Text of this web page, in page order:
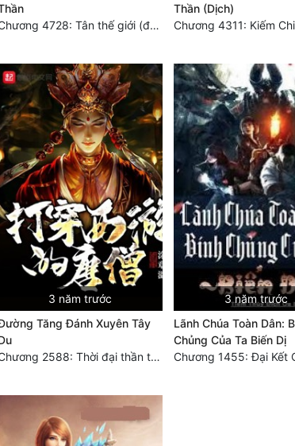
Chương 4728: Tân thế giới (đại kết cục) (10)
Thần (Dịch)
Chương 4311: Kiếm
3 năm trước
Tăng Đánh Xuyên Tây
Chương 2588: Thời đại thần thoại (đại kết cục) (2)
3 năm trước
Lãnh Chúa Toàn Dân:
Chủng Của Ta Biến Dị
Chương 1455: Đại Kết